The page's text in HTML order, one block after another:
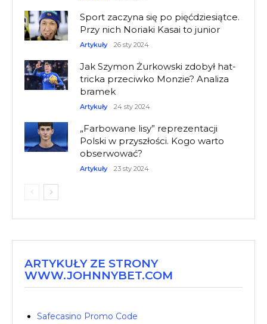
Sport zaczyna się po pięćdziesiątce.
Przy nich Noriaki Kasai to junior
Artykuły 26 sty 2024
Jak Szymon Żurkowski zdobył hat-
tricka przeciwko Monzie? Analiza
bramek
Artykuły 24 sty 2024
„Farbowane lisy” reprezentacji
Polski w przyszłości. Kogo warto
obserwować?
Artykuły 23 sty 2024
ARTYKUŁY ZE STRONY
WWW.JOHNNYBET.COM
Safecasino Promo Code